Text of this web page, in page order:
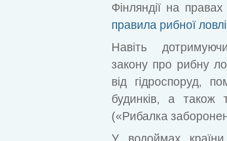
Фінляндії на
правила рибної ловлі
Навіть
закону про рибну
від гідроспоруд,
будинків, а також
(«Рибалка